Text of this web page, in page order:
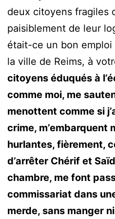
deux citoyens fragiles
paisiblement de leur
était-ce un bon emploi
la ville de Reims, à
citoyens éduqués à
comme moi, me
menottent comme si
crime, m’embarquent
hurlantes, fièrement,
d’arrêter Chérif et
chambre, me font
commissariat dans
merde, sans manger